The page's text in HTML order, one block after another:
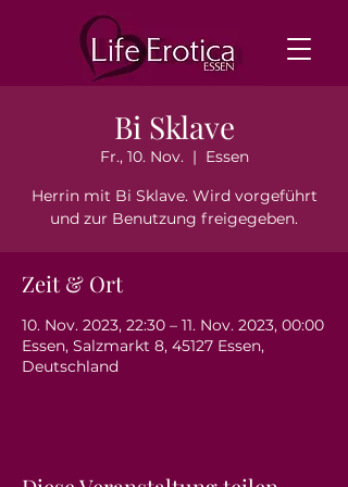
Bi Sklave
Fr., 10. Nov.
  |
Essen
Herrin mit Bi Sklave. Wird vorgeführt
und zur Benutzung freigegeben.
Zeit & Ort
10. Nov. 2023, 22:30 – 11. Nov. 2023, 00:00
Essen, Salzmarkt 8, 45127 Essen,
Deutschland